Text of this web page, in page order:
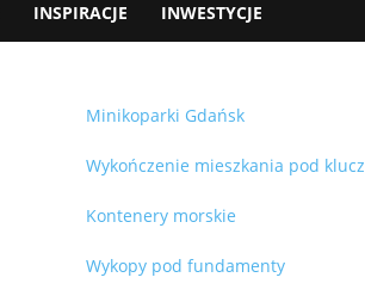
INSPIRACJE INWESTYCJE
Minikoparki Gdańsk
Wykończenie mieszkania pod klucz
Kontenery morskie
Wykopy pod fundamenty